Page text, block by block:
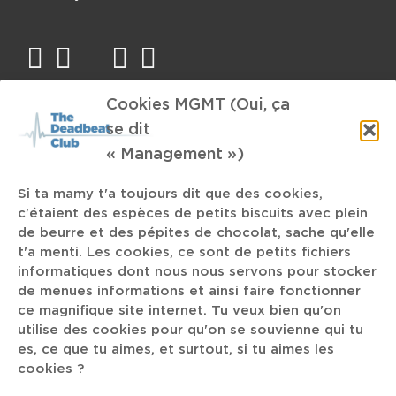
Cookies MGMT (Oui, ça
se dit
« Management »)
Si ta mamy t'a toujours dit que des cookies,
c'étaient des espèces de petits biscuits avec plein
de beurre et des pépites de chocolat, sache qu'elle
t'a menti. Les cookies, ce sont de petits fichiers
informatiques dont nous nous servons pour stocker
de menues informations et ainsi faire fonctionner
ce magnifique site internet. Tu veux bien qu'on
utilise des cookies pour qu'on se souvienne qui tu
es, ce que tu aimes, et surtout, si tu aimes les
cookies ?
facebook
twitter
mail instagram
TAGS
programmation
Liège
JazzMania Naptunian Maximalism
Kelly Clarkson Bob Dylan DJ Muggs the Black Goat
Ten Flying Lotus Rob Reiner Chris Wood